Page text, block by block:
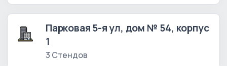
Парковая 5-я ул, дом № 54, корпус
1
3 Стендов